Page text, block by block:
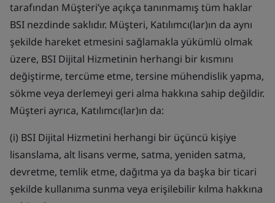
tarafından Müşteri’ye açıkça tanınmamış tüm haklar
BSI nezdinde saklıdır. Müşteri, Katılımcı(lar)ın da aynı
şekilde hareket etmesini sağlamakla yükümlü olmak
üzere, BSI Dijital Hizmetinin herhangi bir kısmını
değiştirme, tercüme etme, tersine mühendislik yapma,
sökme veya derlemeyi geri alma hakkına sahip değildir.
Müşteri ayrıca, Katılımcı(lar)ın da:
(i) BSI Dijital Hizmetini herhangi bir üçüncü kişiye
lisanslama, alt lisans verme, satma, yeniden satma,
devretme, temlik etme, dağıtma ya da başka bir ticari
şekilde kullanıma sunma veya erişilebilir kılma hakkına